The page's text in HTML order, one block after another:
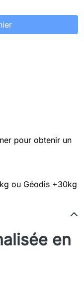
pour obtenir un
ou Géodis +30kg
en